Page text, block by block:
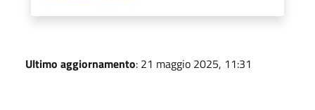
Ultimo aggiornamento: 21 maggio 2025, 11:31